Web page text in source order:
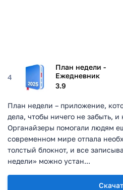
4
План недели -
Ежедневник
3.9
План недели – приложение,
дела, чтобы ничего не забыть, и
Органайзеры помогали людям
современном мире отпала
толстый блокнот, и все
недели» можно устан...